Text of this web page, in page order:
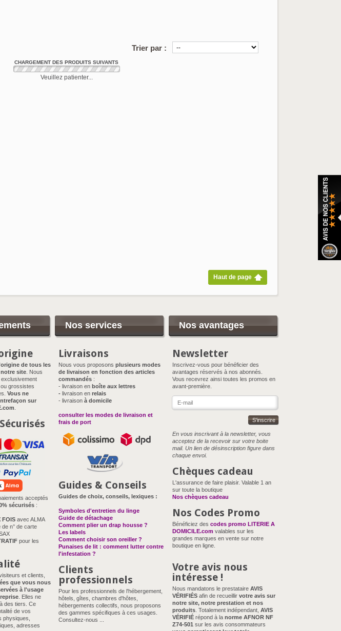
Trier par :
CHARGEMENT DES PRODUITS SUIVANTS
Veuillez patienter...
Haut de page
de tous les
site . Nous
grossistes
Vous ne
sur
acceptés
sécurisés :
FOIS avec ALMA
n° de carte
pour les
et clients,
que vous nous
à l'usage
. Elles ne
des tiers. Ce
de vos
physiques,
adresses
Nos services
Livraisons
Nous vous proposons plusieurs modes
de livraison en fonction des articles
commandés :
- livraison en boîte aux lettres
- livraison en relais
- livraison à domicile
consulter les modes de livraison et
frais de port
Guides & Conseils
Guides de choix, conseils, lexiques :
Symboles d'entretien du linge
Guide de détachage
Comment plier un drap housse ?
Les labels
Comment choisir son oreiller ?
Punaises de lit : comment lutter contre
l'infestation ?
Clients
professionnels
Pour les professionnels de l'hébergement,
hôtels, gîtes, chambres d'hôtes,
hébergements collectifs, nous proposons
des gammes spécifiques à ces usages.
Consultez-nous ...
Nos avantages
Newsletter
Inscrivez-vous pour bénéficier des
avantages réservés à nos abonnés.
Vous recevrez ainsi toutes les promos en
avant-première.
S'inscrire
En vous inscrivant à la newsletter, vous
acceptez de la recevoir sur votre boite
mail. Un lien de désinscription figure dans
chaque envoi.
Chèques cadeau
L'assurance de faire plaisir. Valable 1 an
sur toute la boutique
Nos chèques cadeau
Nos Codes Promo
Bénéficiez des codes promo LITERIE A
DOMICILE.com valables sur les
grandes marques en vente sur notre
boutique en ligne.
Votre avis nous
intéresse !
Nous mandatons le prestataire AVIS
VÉRIFIÉS afin de recueillir votre avis sur
notre site, notre prestation et nos
produits . Totalement indépendant, AVIS
VÉRIFIÉ répond à la norme AFNOR NF
Z74-501 sur les avis consommateurs